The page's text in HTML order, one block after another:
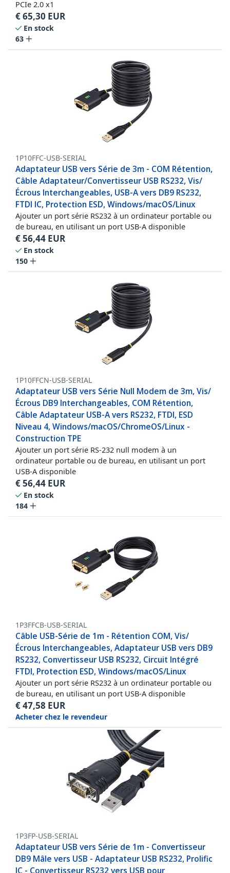
PCIe 2.0 x1
€65,30 EUR
En stock
63
1P10FFC-USB-SERIAL
Adaptateur USB vers Série de 3m - COM Rétention,
Câble Adaptateur/Convertisseur USB RS232, Vis/
Écrous Interchangeables, USB-A vers DB9 RS232,
FTDI IC, Protection ESD, Windows/macOS/Linux
Ajouter un port série RS232 à un ordinateur portable ou
de bureau, en utilisant un port USB-A disponible
€56,44 EUR
En stock
150
1P10FFCN-USB-SERIAL
Adaptateur USB vers Série Null Modem de 3m, Vis/
Écrous DB9 Interchangeables, COM Rétention,
Câble Adaptateur USB-A vers RS232, FTDI, ESD
Niveau 4, Windows/macOS/ChromeOS/Linux -
Construction TPE
Ajouter un port série RS-232 null modem à un
ordinateur portable ou de bureau, en utilisant un port
USB-A disponible
€56,44 EUR
En stock
184
1P3FFCB-USB-SERIAL
Câble USB-Série de 1m - Rétention COM, Vis/
Écrous Interchangeables, Adaptateur USB vers DB9
RS232, Convertisseur USB RS232, Circuit Intégré
FTDI, Protection ESD, Windows/macOS/Linux
Ajouter un port série RS232 à un ordinateur portable ou
de bureau, en utilisant un port USB-A disponible
€47,58 EUR
Acheter chez le revendeur
1P3FP-USB-SERIAL
Adaptateur USB vers Série de 1m - Convertisseur
DB9 Mâle vers USB - Adaptateur USB RS232, Prolific
IC - Convertisseur RS232 vers USB pour